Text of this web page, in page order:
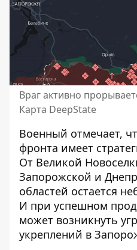
Враг активно
Карта DeepState
Военный отмечает,
фронта имеет
От Великой
Запорожской и
областей остается
И при успешном
может возникнуть
укреплений в